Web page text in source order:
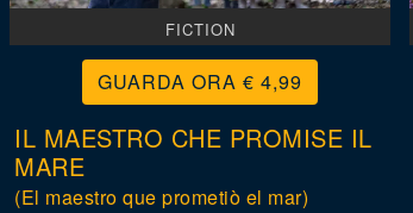
FICTION
€ 4,99
IL MAESTRO CHE PROMISE IL
MARE
(El maestro que prometiò el mar)